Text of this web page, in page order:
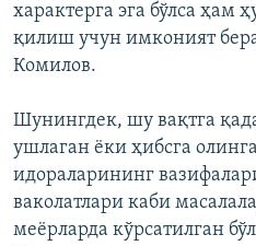
характерга эга бўлса ҳам
қилиш учун имконият
Комилов.
Шунингдек, шу вақтга
ушлаган ёки ҳибсга
идораларининг
ваколатлари каби
меёрларда кўрсатилган